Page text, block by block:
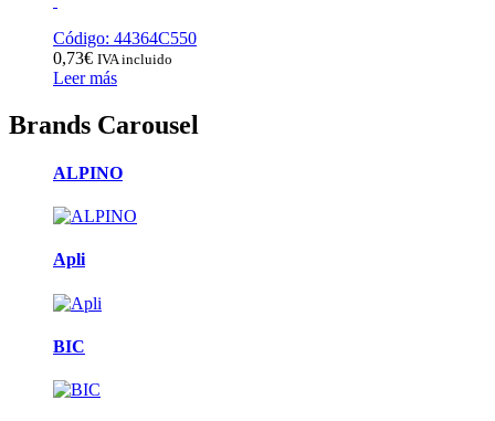
Código: 44364C550
0,73€ IVA incluido
Leer más
Brands Carousel
ALPINO
Apli
BIC